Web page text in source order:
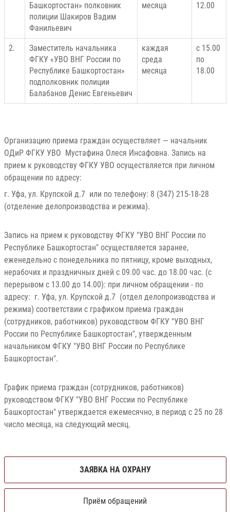
Башкортостан» полковник
полиции Шакиров Вадим
Фанильевич
месяца
12.00
2.
Заместитель начальника
ФГКУ «УВО ВНГ России по
Республике Башкортостан»
подполковник полиции
Балабанов Денис Евгеньевич
каждая
среда
месяца
с 15.00
по
18.00
Организацию приема граждан осуществляет — начальник
ОДиР ФГКУ УВО Мустафина Олеся Инсафовна. Запись на
прием к руководству ФГКУ УВО осуществляется при личном
обращении по адресу:
г. Уфа, ул. Крупской д.7 или по телефону: 8 (347) 215-18-28
(отделение делопроизводства и режима).
Запись на прием к руководству ФГКУ "УВО ВНГ России по
Республике Башкортостан" осуществляется заранее,
еженедельно с понедельника по пятницу, кроме выходных,
нерабочих и праздничных дней с 09.00 час. до 18.00 час. (с
перерывом с 13.00 до 14.00): при личном обращении - по
адресу: г. Уфа, ул. Крупской д.7 (отдел делопроизводства и
режима) соответствии с графиком приема граждан
(сотрудников, работников) руководством ФГКУ "УВО ВНГ
России по Республике Башкортостан", утвержденным
начальником ФГКУ "УВО ВНГ России по Республике
Башкортостан".
График приема граждан (сотрудников, работников)
руководством ФГКУ "УВО ВНГ России по Республике
Башкортостан" утверждается ежемесячно, в период с 25 по 28
число месяца, на следующий месяц.
ЗАЯВКА НА ОХРАНУ
Приём обращений